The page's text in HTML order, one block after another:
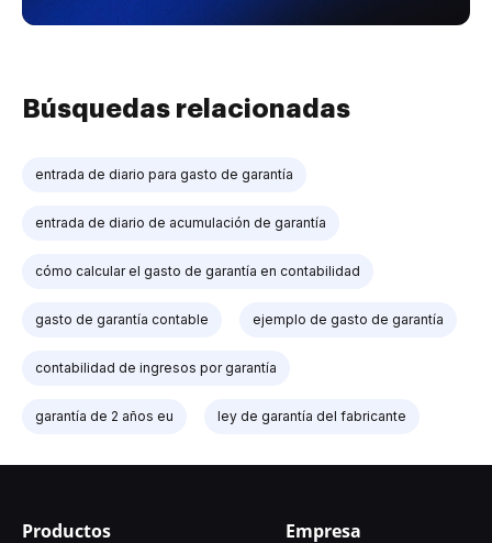
Búsquedas relacionadas
entrada de diario para gasto de garantía
entrada de diario de acumulación de garantía
cómo calcular el gasto de garantía en contabilidad
gasto de garantía contable ejemplo de gasto de garantía
contabilidad de ingresos por garantía
garantía de 2 años eu ley de garantía del fabricante
Productos Empresa